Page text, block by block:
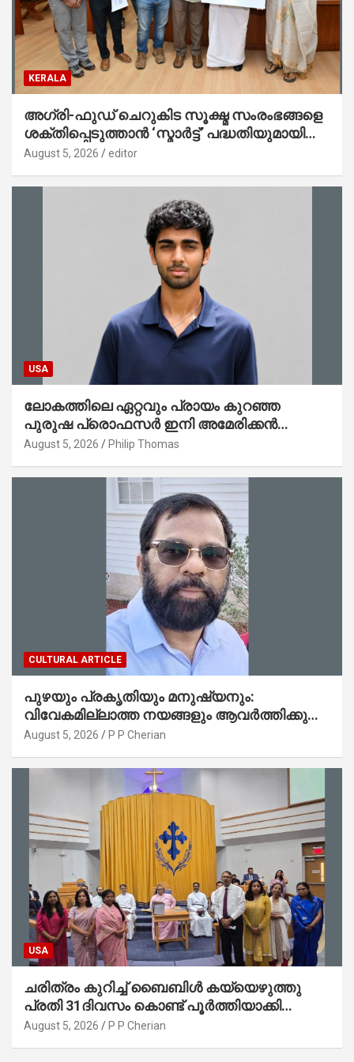
KERALA
അഗ്രി-ഫുഡ് ചെറുകിട സൂക്ഷ്മ സംരംഭങ്ങളെ
ശക്തിപ്പെടുത്താന്‍ ‘സ്മാര്‍ട്ട്’ പദ്ധതിയുമായി
കേര; ലോഗോ മുഖ്യമന്ത്രി പ്രകാശനം
August 5, 2026 editor
USA
ലോകത്തിലെ ഏറ്റവും പ്രായം കുറഞ്ഞ
പുരുഷ പ്രൊഫസർ ഇനി അമേരിക്കൻ
മലയാളി നേഥൻ തോമസ്
August 5, 2026 Philip Thomas
CULTURAL ARTICLE
പുഴയും പ്രകൃതിയും മനുഷ്യനും:
വിവേകമില്ലാത്ത നയങ്ങളും ആവർത്തിക്കുന്ന
ദുരന്തങ്ങളും : റവ. ജെയിംസ് കെ.
August 5, 2026 P P Cherian
USA
ചരിത്രം കുറിച്ച് ബൈബിൾ കയ്യെഴുത്തു
പ്രതി 31ദിവസം കൊണ്ട് പൂർത്തിയാക്കി
മാർത്തോമ്മാ ചർച്ച് ഓഫ് ഡാളസ് ഫാർമേഴ്‌സ്
August 5, 2026 P P Cherian